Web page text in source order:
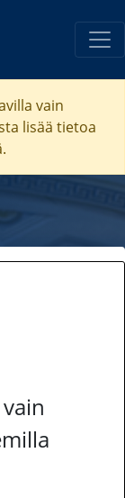
vain
lisää tietoa